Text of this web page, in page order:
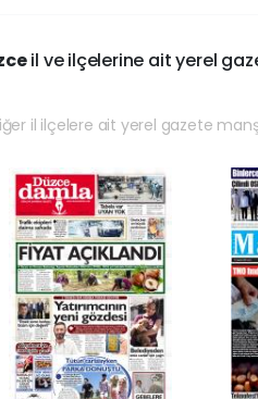
il ve ilçelerine ait yerel
il ilçelere ait yerel gazete